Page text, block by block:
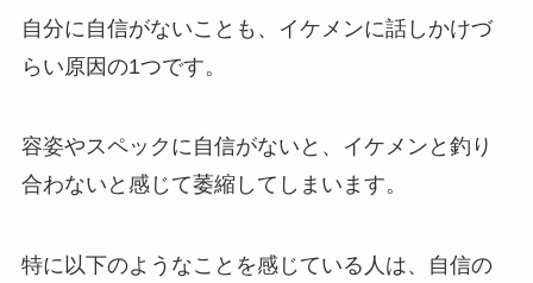
自分に自信がないことも、イケメンに話しかけづ
らい原因の1つです。
容姿やスペックに自信がないと、イケメンと釣り
合わないと感じて萎縮してしまいます。
特に以下のようなことを感じている人は、自信の